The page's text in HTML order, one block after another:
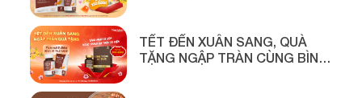
TẾT ĐẾN XUÂN SANG, QUÀ
TẶNG NGẬP TRÀN CÙNG BÌNH